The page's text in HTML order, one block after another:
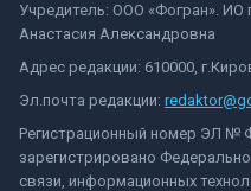
Учредитель: ООО «Фогран». ИО
Анастасия Александровна
Адрес редакции: 610000,
Эл.почта редакции:
Регистрационный номер ЭЛ №
зарегистрировано
связи, информационных